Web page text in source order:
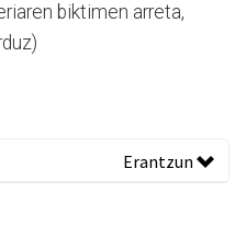
biktimen arreta,
Erantzun